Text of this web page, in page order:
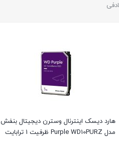
هارد دیسک اینترنال وسترن دیجیتال بنفش
مدل Purple WD10PURZ ظرفیت 1 ترابایت